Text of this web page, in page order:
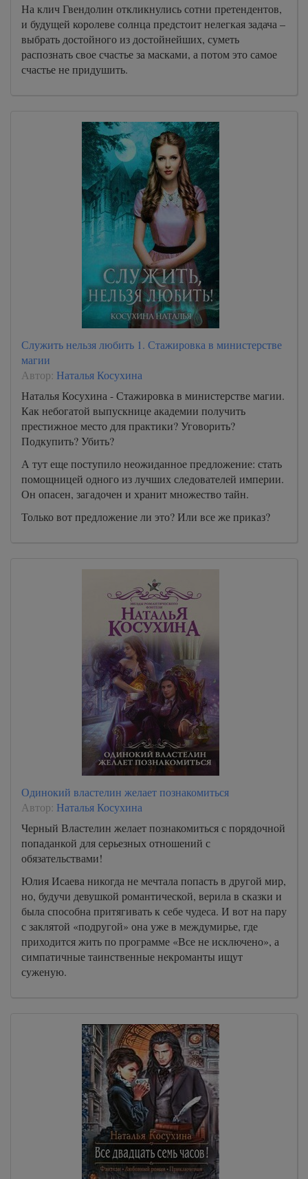
На клич Гвендолин откликнулись сотни претендентов,
и будущей королеве солнца предстоит нелегкая задача –
выбрать достойного из достойнейших, суметь
распознать свое счастье за масками, а потом это самое
счастье не придушить.
Служить нельзя любить 1. Стажировка в министерстве
магии
Автор: Наталья Косухина
Наталья Косухина - Стажировка в министерстве магии.
Как небогатой выпускнице академии получить
престижное место для практики? Уговорить?
Подкупить? Убить?
А тут еще поступило неожиданное предложение: стать
помощницей одного из лучших следователей империи.
Он опасен, загадочен и хранит множество тайн.
Только вот предложение ли это? Или все же приказ?
Одинокий властелин желает познакомиться
Автор: Наталья Косухина
Черный Властелин желает познакомиться с порядочной
попаданкой для серьезных отношений с
обязательствами!
Юлия Исаева никогда не мечтала попасть в другой мир,
но, будучи девушкой романтической, верила в сказки и
была способна притягивать к себе чудеса. И вот на пару
с заклятой «подругой» она уже в междумирье, где
приходится жить по программе «Все не исключено», а
симпатичные таинственные некроманты ищут
суженую.